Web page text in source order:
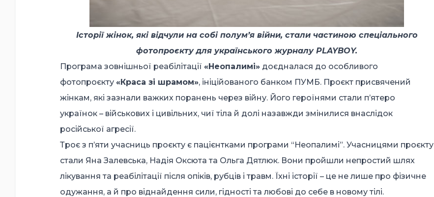
Історії жінок, які відчули на собі полумʼя війни, стали частиною спеціального
фотопроєкту для українського журналу PLAYBOY.
Програма зовнішньої реабілітації «Неопалимі» доєдналася до особливого
фотопроєкту «Краса зі шрамом», ініційованого банком ПУМБ. Проєкт присвячений
жінкам, які зазнали важких поранень через війну. Його героїнями стали п’ятеро
українок – військових і цивільних, чиї тіла й долі назавжди змінилися внаслідок
російської агресії.
Троє з п’яти учасниць проєкту є пацієнтками програми “Неопалимі”. Учасницями проєкту
стали Яна Залевська, Надія Оксюта та Ольга Дятлюк. Вони пройшли непростий шлях
лікування та реабілітації після опіків, рубців і травм. Їхні історії – це не лише про фізичне
одужання, а й про віднайдення сили, гідності та любові до себе в новому тілі.